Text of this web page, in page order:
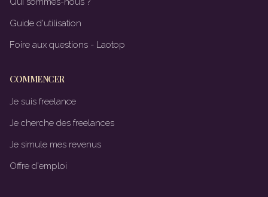
Guide d'utilisation
Foire aux questions - Laotop
COMMENCER
Je suis freelance
Je cherche des freelances
Je simule mes revenus
Offre d'emploi